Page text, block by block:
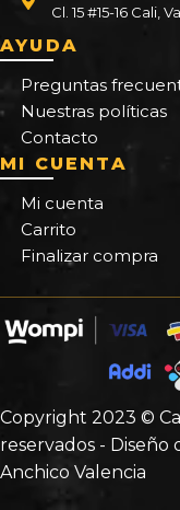
Cl. 15 #15-16 Cali,
AYUDA
Preguntas
Nuestras políticas
Contacto
MI CUENTA
Mi cuenta
Carrito
Finalizar compra
Copyright 2023 ©
reservados - Diseño
Anchico Valencia